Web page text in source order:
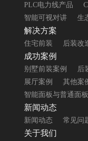
PLC电力线产品
智能可视对讲
生
解决方案
住宅前装 后装改
成功案例
别墅前装案例 后
展厅案例
其他案
智能面板与普通面
新闻动态
新闻动态 常见问
关于我们